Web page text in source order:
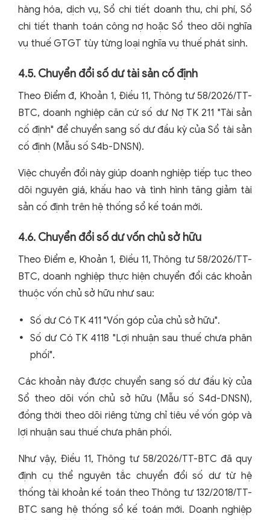
hàng hóa, dịch vụ, Sổ chi tiết doanh thu, chi phí, Sổ
chi tiết thanh toán công nợ hoặc Sổ theo dõi nghĩa
vụ thuế GTGT tùy từng loại nghĩa vụ thuế phát sinh.
4.5. Chuyển đổi số dư tài sản cố định
Theo Điểm đ, Khoản 1, Điều 11, Thông tư 58/2026/TT-
BTC, doanh nghiệp căn cứ số dư Nợ TK 211 "Tài sản
cố định" để chuyển sang số dư đầu kỳ của Sổ tài sản
cố định (Mẫu số S4b-DNSN).
Việc chuyển đổi này giúp doanh nghiệp tiếp tục theo
dõi nguyên giá, khấu hao và tình hình tăng giảm tài
sản cố định trên hệ thống sổ kế toán mới.
4.6. Chuyển đổi số dư vốn chủ sở hữu
Theo Điểm e, Khoản 1, Điều 11, Thông tư 58/2026/TT-
BTC, doanh nghiệp thực hiện chuyển đổi các khoản
thuộc vốn chủ sở hữu như sau:
Số dư Có TK 411 "Vốn góp của chủ sở hữu".
Số dư Có TK 4118 "Lợi nhuận sau thuế chưa phân
phối".
Các khoản này được chuyển sang số dư đầu kỳ của
Sổ theo dõi vốn chủ sở hữu (Mẫu số S4d-DNSN),
đồng thời theo dõi riêng từng chỉ tiêu về vốn góp và
lợi nhuận sau thuế chưa phân phối.
Như vậy, Điều 11, Thông tư 58/2026/TT-BTC đã quy
định cụ thể nguyên tắc chuyển đổi số dư từ hệ
thống tài khoản kế toán theo Thông tư 132/2018/TT-
BTC sang hệ thống sổ kế toán mới. Doanh nghiệp